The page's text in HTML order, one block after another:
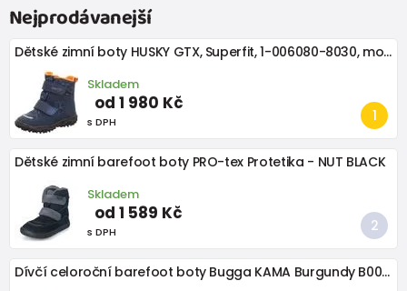
Nejprodávanejší
Dětské zimní boty HUSKY GTX, Superfit, 1-006080-8030, modro oranžová
Skladem
od 1 980 Kč
s DPH
Dětské zimní barefoot boty PRO-tex Protetika - NUT BLACK
Skladem
od 1 589 Kč
s DPH
Dívčí celoroční barefoot boty Bugga KAMA Burgundy B00200-07